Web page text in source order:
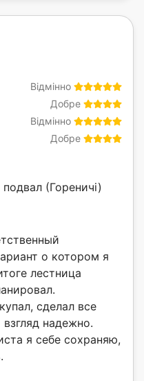
Відмінно
Добре
Відмінно
Добре
(Гореничі)
о котором я
лестница
сделал все
надежно.
я себе сохраняю,